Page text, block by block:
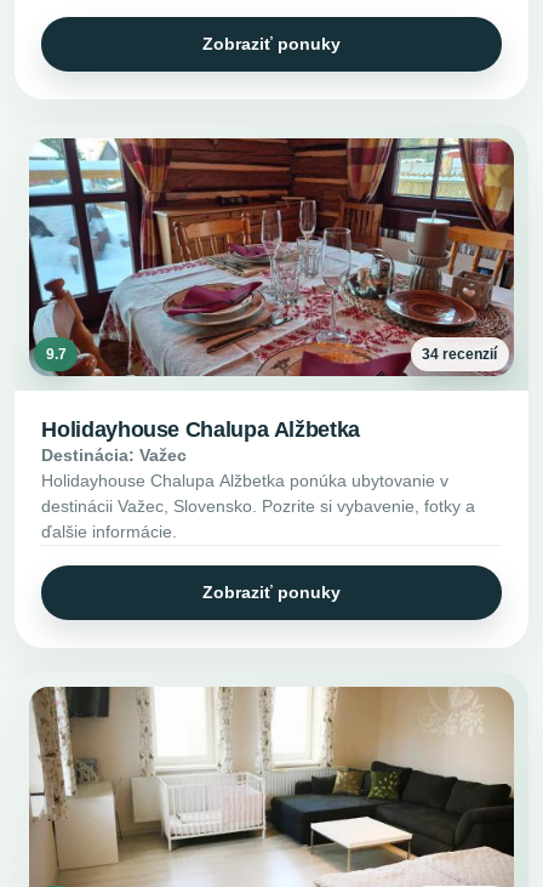
Zobraziť ponuky
9.7 34 recenzií
Holidayhouse Chalupa Alžbetka
Destinácia: Važec
Holidayhouse Chalupa Alžbetka ponúka ubytovanie v
destinácii Važec, Slovensko. Pozrite si vybavenie, fotky a
ďalšie informácie.
Zobraziť ponuky